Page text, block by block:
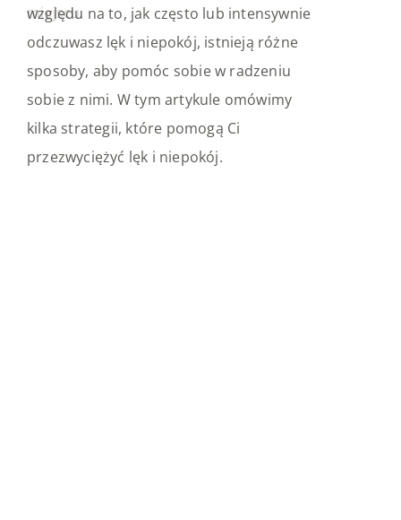
funkcjonowanie. Jakie są główne objawy
depresji oraz dostępne metody leczenia?
względu na to, jak często lub intensywnie
odczuwasz lęk i niepokój, istnieją różne
sposoby, aby pomóc sobie w radzeniu
sobie z nimi. W tym artykule omówimy
kilka strategii, które pomogą Ci
przezwyciężyć lęk i niepokój.
miejscu.